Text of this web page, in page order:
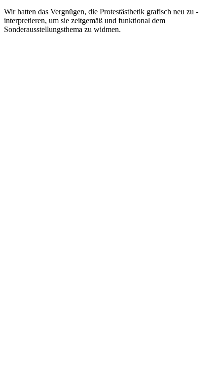
Wir hatten das Vergnügen, die Protestästhetik grafisch neu zu ­
interpretieren, um sie zeitgemäß und funktional dem
Sonderausstellungsthema zu widmen.